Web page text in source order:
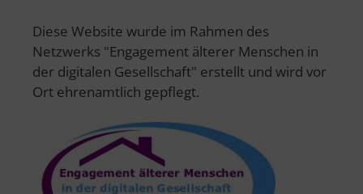
Diese Website wurde im Rahmen des
Netzwerks "Engagement älterer Menschen in
der digitalen Gesellschaft" erstellt und wird vor
Ort ehrenamtlich gepflegt.